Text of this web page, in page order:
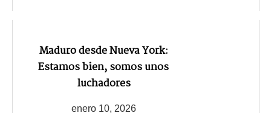
Maduro desde Nueva York:
Estamos bien, somos unos
luchadores
enero 10, 2026